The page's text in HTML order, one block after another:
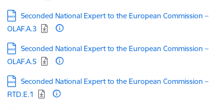
Lejupielādēt:
Seconded National Expert to the European Commission –
OLAF.A.3
Lejupielādēt:
Seconded National Expert to the European Commission –
OLAF.A.5
Lejupielādēt:
Seconded National Expert to the European Commission –
RTD.E.1